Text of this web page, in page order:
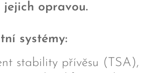
opravou.
systémy:
stability přívěsu (TSA),